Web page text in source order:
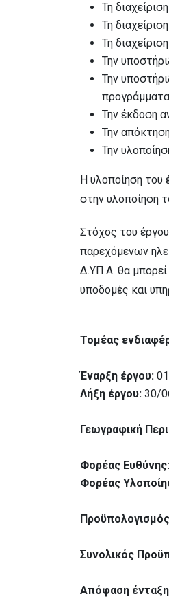
Τη
Τη
Τη
Την
Την
Την έκδοση
Την
Την
Η υλοποίηση του
στην υλοποίηση
Στόχος του
παρεχόμενων
Δ.ΥΠ.Α. θα μπορεί
υποδομές και
Τομέας
Έναρξη έργου:
Λήξη έργου: 30/
Γεωγραφική
Φορέας Ευθύνης:
Φορέας
Συνολικός
Απόφαση